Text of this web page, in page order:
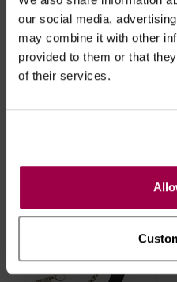
our social media,
may combine it with other
provided to them or that
of their services.
horas, dias úteis. Portugal e
artigos em stock. Portes
Possibilidade de atraso em